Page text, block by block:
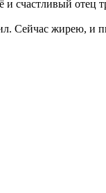
счастливый отец
Сейчас жирею, и